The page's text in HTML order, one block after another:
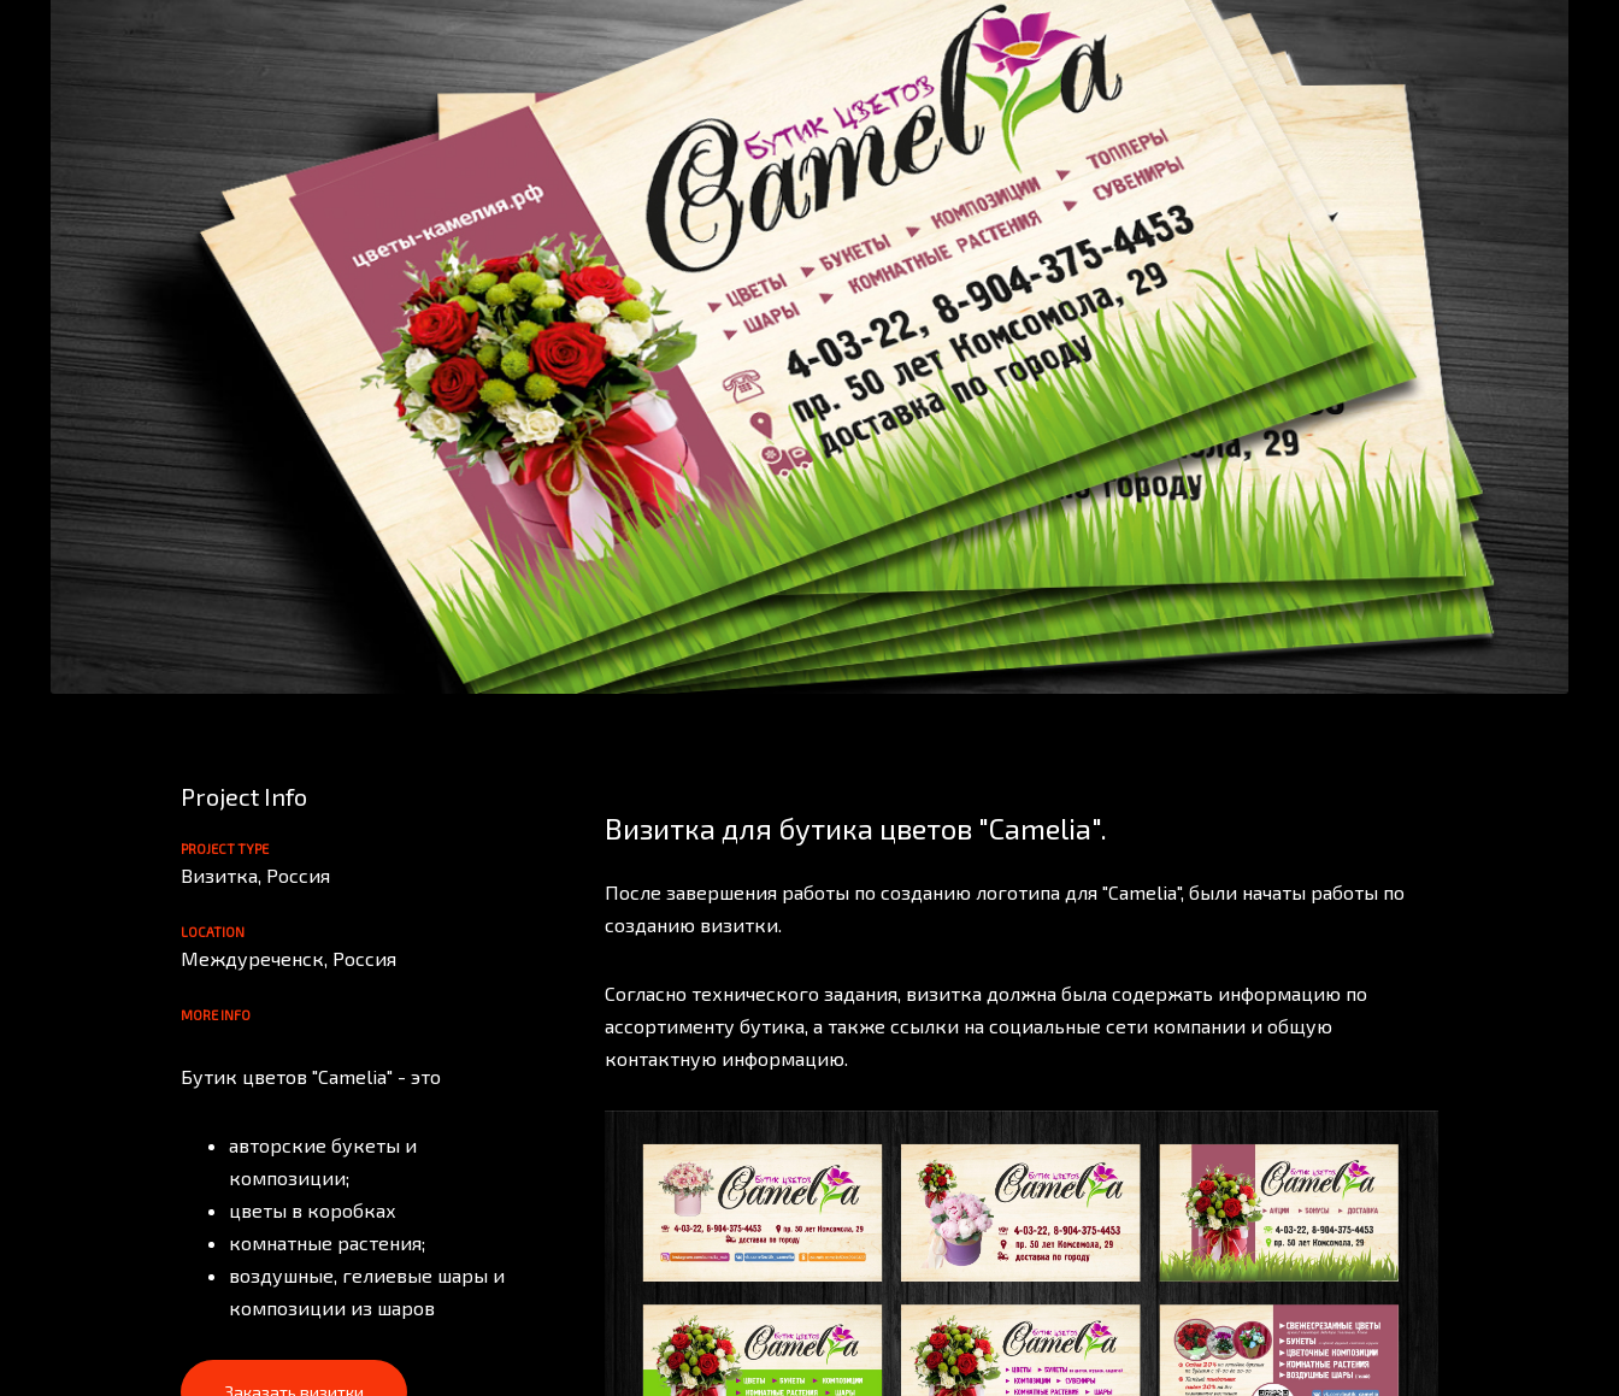
Project Info
PROJECT TYPE
Визитка, Россия
LOCATION
Междуреченск, Россия
MORE INFO
Бутик цветов "Camelia" - это
авторские букеты и
композиции;
цветы в коробках
комнатные растения;
воздушные, гелиевые шары и
композиции из шаров
Заказать визитки
Визитка для бутика цветов "Camelia".
После завершения работы по созданию логотипа для "Camelia", были начаты работы по
созданию визитки.
Согласно технического задания, визитка должна была содержать информацию по
ассортименту бутика, а также cсылки на социальные сети компании и общую
контактную информацию.